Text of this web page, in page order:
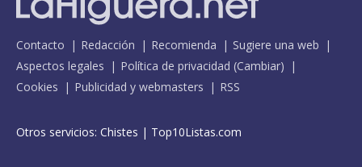
Contacto Redacción Recomienda
Sugiere una web
Aspectos legales
Política de privacidad (Cambiar)
Cookies
Publicidad y webmasters RSS
Otros servicios: Chistes | Top10Listas.com